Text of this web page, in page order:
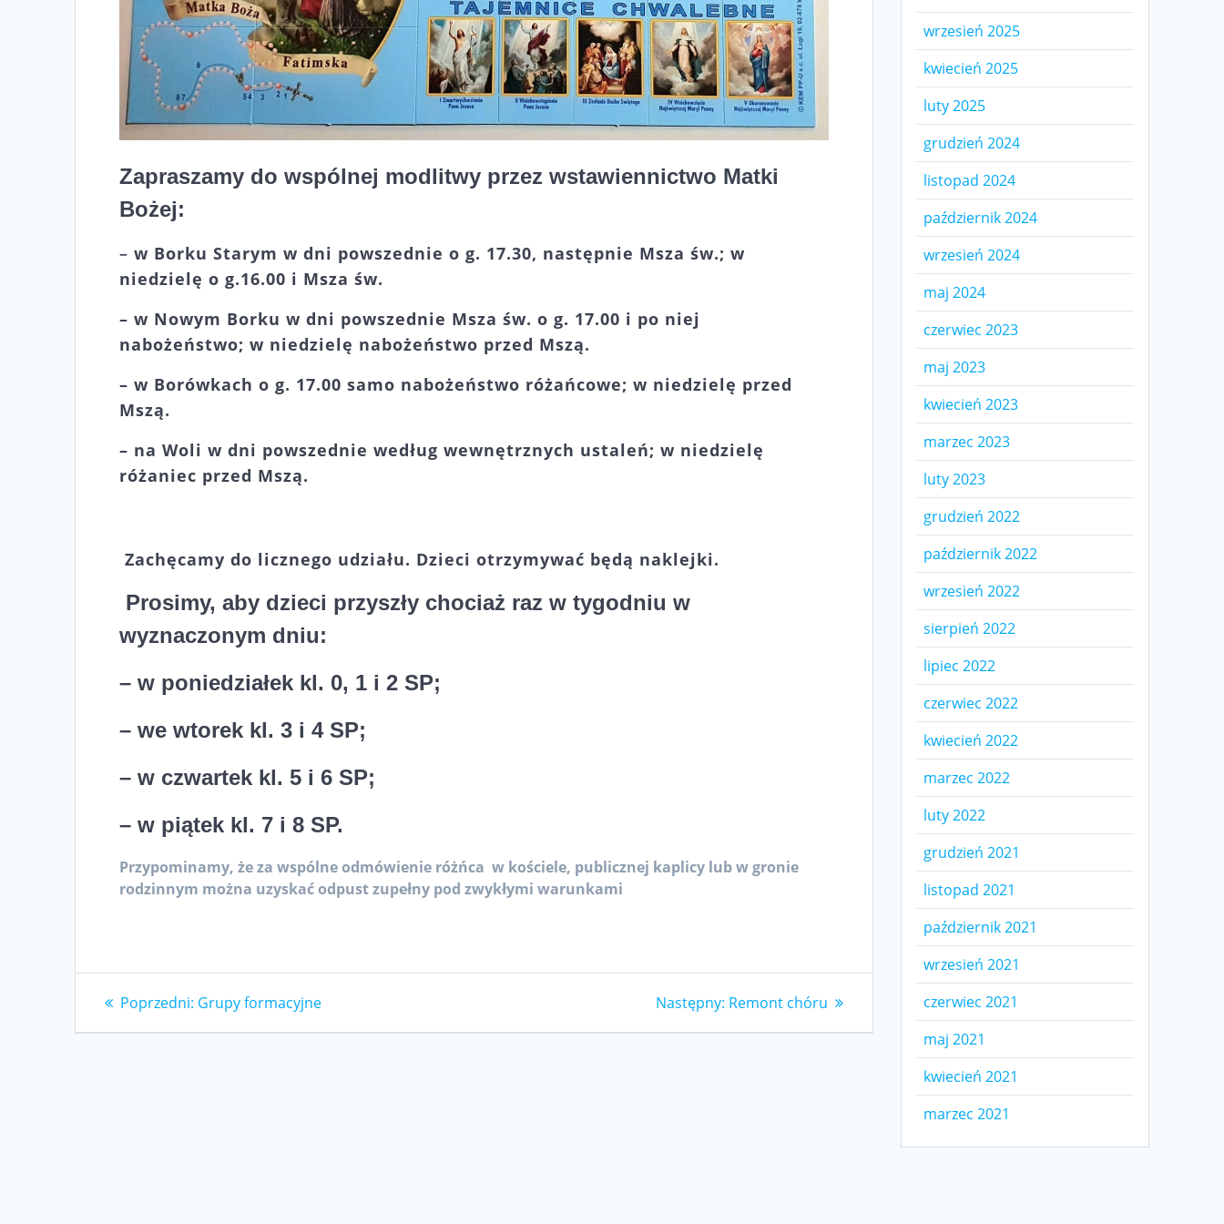
Zapraszamy do wspólnej modlitwy przez wstawiennictwo Matki
Bożej:
–w Borku Starym w dni powszednie o g. 17.30, następnie Msza św.; w
niedzielę o g.16.00 i Msza św.
– w Nowym Borku w dni powszednie Msza św. o g. 17.00 i po niej
nabożeństwo; w niedzielę nabożeństwo przed Mszą.
– w Borówkach o g. 17.00 samo nabożeństwo różańcowe; w niedzielę przed
Mszą.
– na Woli w dni powszednie według wewnętrznych ustaleń; w niedzielę
różaniec przed Mszą.
Zachęcamy do licznego udziału. Dzieci otrzymywać będą naklejki.
Prosimy, aby dzieci przyszły chociaż raz w tygodniu w
wyznaczonym dniu:
– w poniedziałek kl. 0, 1 i 2 SP;
– we wtorek kl. 3 i 4 SP;
– w czwartek kl. 5 i 6 SP;
– w piątek kl. 7 i 8 SP.
Przypominamy, że za wspólne odmówienie różńca w kościele, publicznej kaplicy lub w gronie
rodzinnym można uzyskać odpust zupełny pod zwykłymi warunkami
Nawigacja
wpisu
Poprzedni: Poprzedni
Grupy formacyjne Następny: Następny
Remont chóru
wrzesień 2025
kwiecień 2025
luty 2025
grudzień 2024
listopad 2024
październik 2024
wrzesień 2024
maj 2024
czerwiec 2023
maj 2023
kwiecień 2023
marzec 2023
luty 2023
grudzień 2022
październik 2022
wrzesień 2022
sierpień 2022
lipiec 2022
czerwiec 2022
kwiecień 2022
marzec 2022
luty 2022
grudzień 2021
listopad 2021
październik 2021
wrzesień 2021
czerwiec 2021
maj 2021
kwiecień 2021
marzec 2021